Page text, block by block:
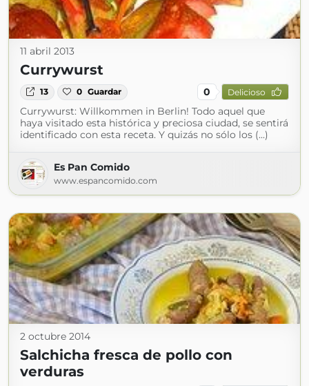
11 abril 2013
Currywurst
13 0 Guardar 0 Delicioso
Currywurst: Willkommen in Berlin! Todo aquel que
haya visitado esta histórica y preciosa ciudad, se sentirá
identificado con esta receta. Y quizás no sólo los (...)
Es Pan Comido
www.espancomido.com
2 octubre 2014
Salchicha fresca de pollo con
verduras